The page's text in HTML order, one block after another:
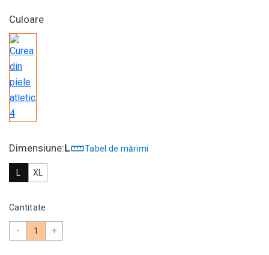
Culoare
Dimensiune:L Tabel de mărimi
L XL
Cantitate
- +